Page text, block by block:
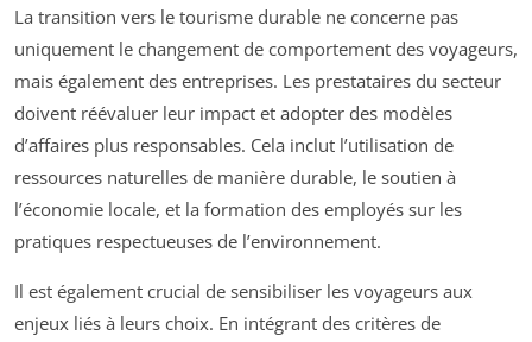
La transition vers le tourisme durable ne concerne pas
uniquement le changement de comportement des voyageurs,
mais également des entreprises. Les prestataires du secteur
doivent réévaluer leur impact et adopter des modèles
d’affaires plus responsables. Cela inclut l’utilisation de
ressources naturelles de manière durable, le soutien à
l’économie locale, et la formation des employés sur les
pratiques respectueuses de l’environnement.
Il est également crucial de sensibiliser les voyageurs aux
enjeux liés à leurs choix. En intégrant des critères de